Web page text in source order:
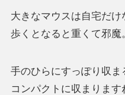
大きなマウスは自宅だ
歩くとなると重くて邪魔
手のひらにすっぽり収
コンパクトに収まります